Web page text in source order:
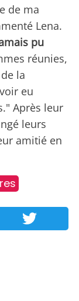
de ma
Lena.
pu
réunies,
la
eu
Après leur
leurs
amitié en